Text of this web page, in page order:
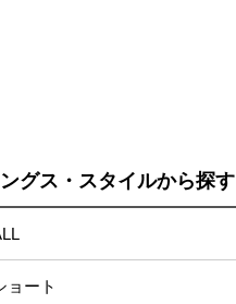
グス・スタイルから探す
ョート